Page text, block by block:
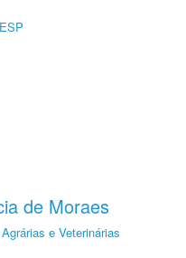
de Moraes
e Veterinárias